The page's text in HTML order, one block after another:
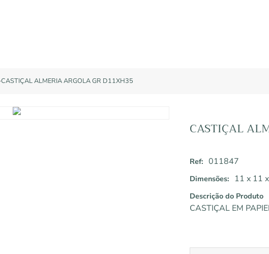
CASTIÇAL ALMERIA ARGOLA GR D11XH35
CASTIÇAL
Ref: 011847
Dimensões: 11 x 11
Descrição do Produto
CASTIÇAL EM